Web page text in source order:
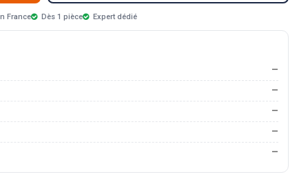
France Dès 1 pièce Expert dédié
—
—
—
—
—